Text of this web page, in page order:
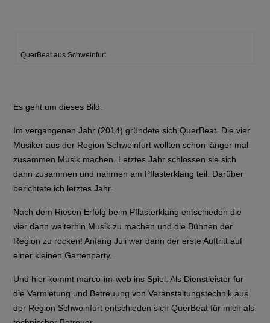
QuerBeat aus Schweinfurt
Es geht um dieses Bild.
Im vergangenen Jahr (2014) gründete sich QuerBeat. Die vier
Musiker aus der Region Schweinfurt wollten schon länger mal
zusammen Musik machen. Letztes Jahr schlossen sie sich
dann zusammen und nahmen am Pflasterklang teil. Darüber
berichtete ich letztes Jahr.
Nach dem Riesen Erfolg beim Pflasterklang entschieden die
vier dann weiterhin Musik zu machen und die Bühnen der
Region zu rocken! Anfang Juli war dann der erste Auftritt auf
einer kleinen Gartenparty.
Und hier kommt marco-im-web ins Spiel. Als Dienstleister für
die Vermietung und Betreuung von Veranstaltungstechnik aus
der Region Schweinfurt entschieden sich QuerBeat für mich als